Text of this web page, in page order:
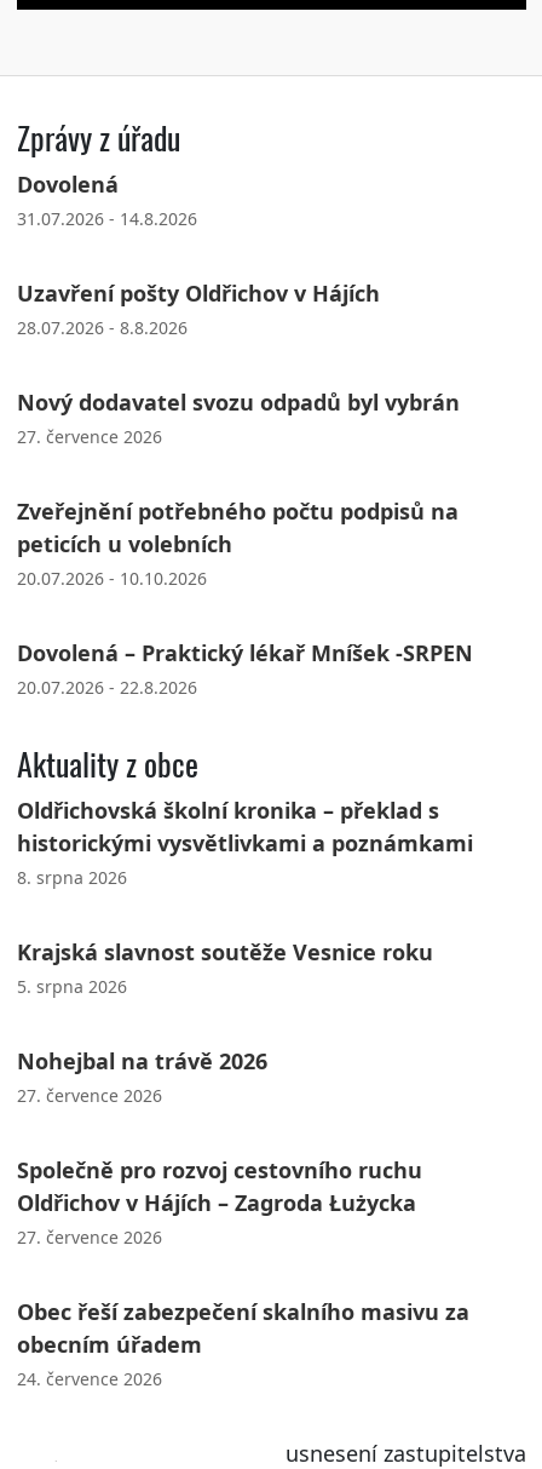
Zprávy z úřadu
Dovolená
31.07.2026 - 14.8.2026
Uzavření pošty Oldřichov v Hájích
28.07.2026 - 8.8.2026
Nový dodavatel svozu odpadů byl vybrán
27. července 2026
Zveřejnění potřebného počtu podpisů na
peticích u volebních
20.07.2026 - 10.10.2026
Dovolená – Praktický lékař Mníšek -SRPEN
20.07.2026 - 22.8.2026
Aktuality z obce
Oldřichovská školní kronika – překlad s
historickými vysvětlivkami a poznámkami
8. srpna 2026
Krajská slavnost soutěže Vesnice roku
5. srpna 2026
Nohejbal na trávě 2026
27. července 2026
Společně pro rozvoj cestovního ruchu
Oldřichov v Hájích – Zagroda Łużycka
27. července 2026
Obec řeší zabezpečení skalního masivu za
obecním úřadem
24. července 2026
usnesení zastupitelstva